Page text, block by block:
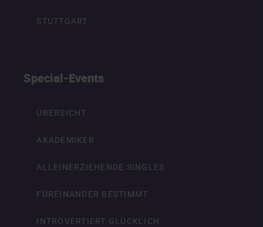
STUTTGART
Special-Events
ÜBERSICHT
AKADEMIKER
ALLEINERZIEHENDE SINGLES
FÜREINANDER BESTIMMT
INTROVERTIERT GLÜCKLICH